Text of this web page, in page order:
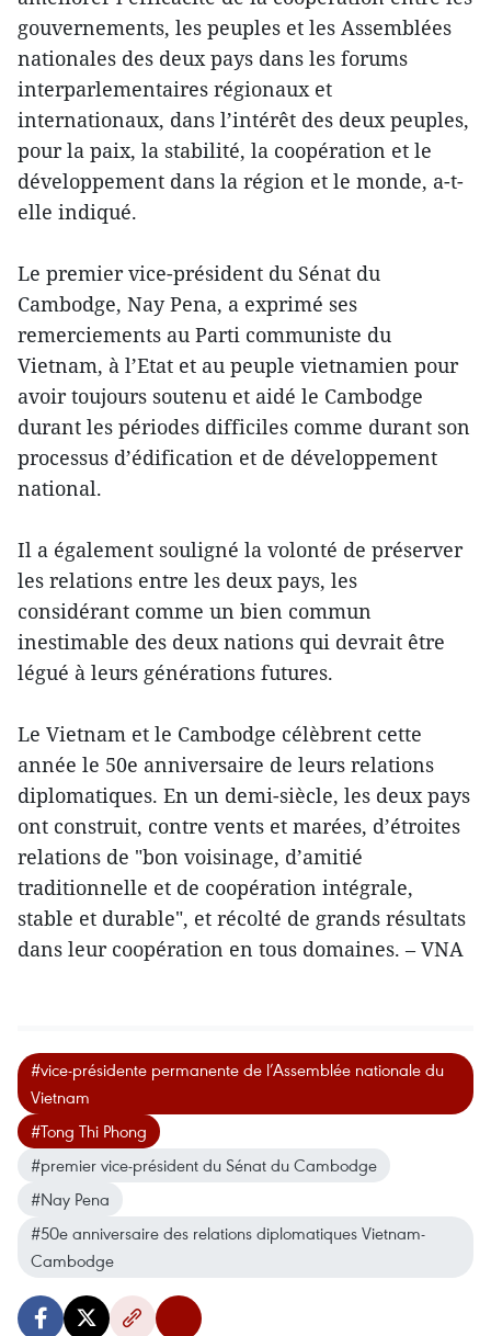
gouvernements, les peuples et les Assemblées
nationales des deux pays dans les forums
interparlementaires régionaux et
internationaux, dans l’intérêt des deux peuples,
pour la paix, la stabilité, la coopération et le
développement dans la région et le monde, a-t-
elle indiqué.
Le premier vice-président du Sénat du
Cambodge, Nay Pena, a exprimé ses
remerciements au Parti communiste du
Vietnam, à l’Etat et au peuple vietnamien pour
avoir toujours soutenu et aidé le Cambodge
durant les périodes difficiles comme durant son
processus d’édification et de développement
national.
Il a également souligné la volonté de préserver
les relations entre les deux pays, les
considérant comme un bien commun
inestimable des deux nations qui devrait être
légué à leurs générations futures.
Le Vietnam et le Cambodge célèbrent cette
année le 50e anniversaire de leurs relations
diplomatiques. En un demi-siècle, les deux pays
ont construit, contre vents et marées, d’étroites
relations de "bon voisinage, d’amitié
traditionnelle et de coopération intégrale,
stable et durable", et récolté de grands résultats
dans leur coopération en tous domaines. – VNA
#vice-présidente permanente de l’Assemblée nationale du
Vietnam
#Tong Thi Phong
#premier vice-président du Sénat du Cambodge
#Nay Pena
#50e anniversaire des relations diplomatiques Vietnam-
Cambodge